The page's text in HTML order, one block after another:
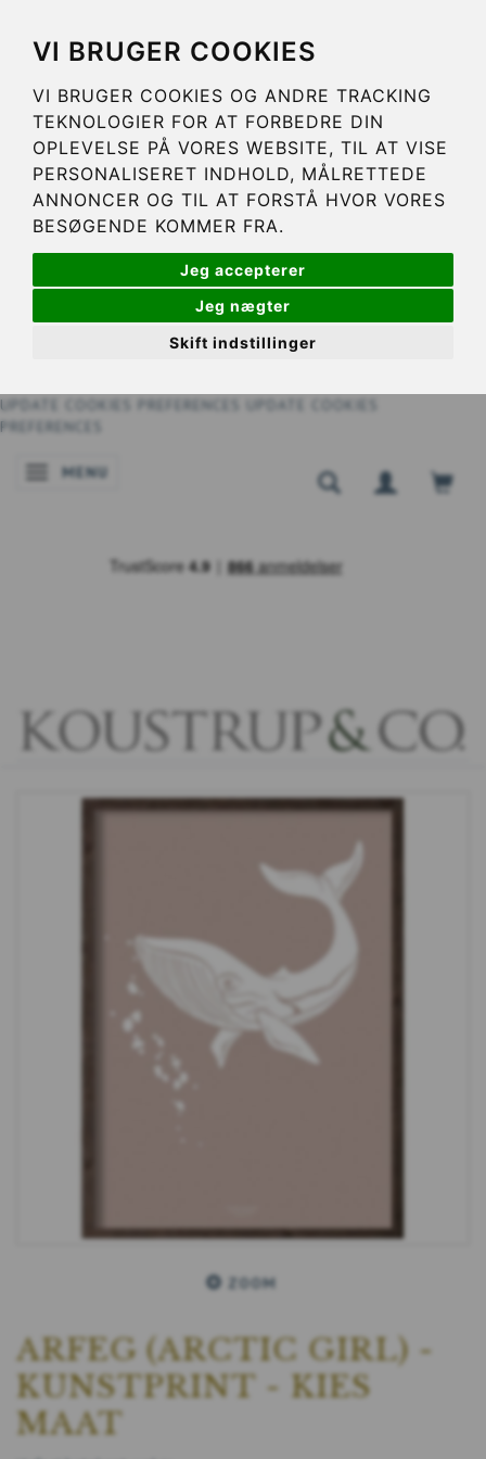
VI BRUGER COOKIES
VI BRUGER COOKIES OG ANDRE TRACKING
TEKNOLOGIER FOR AT FORBEDRE DIN
OPLEVELSE PÅ VORES WEBSITE, TIL AT VISE
PERSONALISERET INDHOLD, MÅLRETTEDE
ANNONCER OG TIL AT FORSTÅ HVOR VORES
BESØGENDE KOMMER FRA.
Jeg accepterer
Jeg nægter
Skift indstillinger
UPDATE COOKIES PREFERENCES
UPDATE COOKIES
PREFERENCES
NAVIGATIE IN-/UITSCHAKELEN
MENU
ZOOM
ARFEG (ARCTIC GIRL) -
KUNSTPRINT - KIES
MAAT